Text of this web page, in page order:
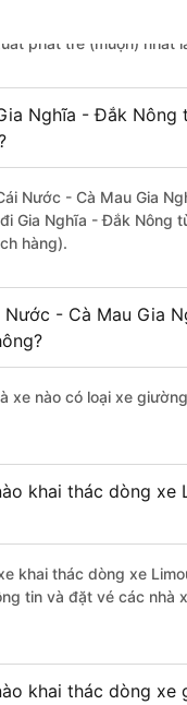
phát trễ (muộn) nhất
Nghĩa - Đắk
Nước - Cà Mau Gia
Gia Nghĩa - Đắk
hàng).
Nước - Cà Mau Gia
xe nào có loại xe
khai thác dòng
khai thác dòng xe
tin và đặt vé các nhà
khai thác dòng